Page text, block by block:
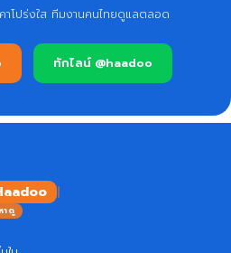
โปร่งใส ทีมงานคนไทยดูแลตลอด
ทักไลน์ @haadoo
H
าดู